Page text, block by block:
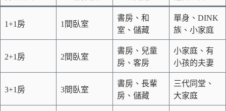
1+1房 1間臥室
書房、和
室、儲藏
單身、DINK
族、小家庭
2+1房 2間臥室
書房、兒童
房、客房
小家庭、有
小孩的夫妻
3+1房 3間臥室
書房、長輩
房、儲藏
三代同堂、
大家庭